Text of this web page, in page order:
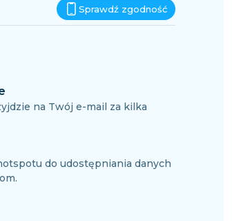
Sprawdź zgodność
na Twój e-mail za kilka
do udostępniania danych